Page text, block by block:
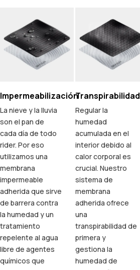
Impermeabilización
La nieve y la lluvia
son el pan de
cada día de todo
rider. Por eso
utilizamos una
membrana
impermeable
adherida que sirve
de barrera contra
la humedad y un
tratamiento
repelente al agua
libre de agentes
químicos que
Transpirabilidad
Regular la
humedad
acumulada en el
interior debido al
calor corporal es
crucial. Nuestro
sistema de
membrana
adherida ofrece
una
transpirabilidad de
primera y
gestiona la
humedad de